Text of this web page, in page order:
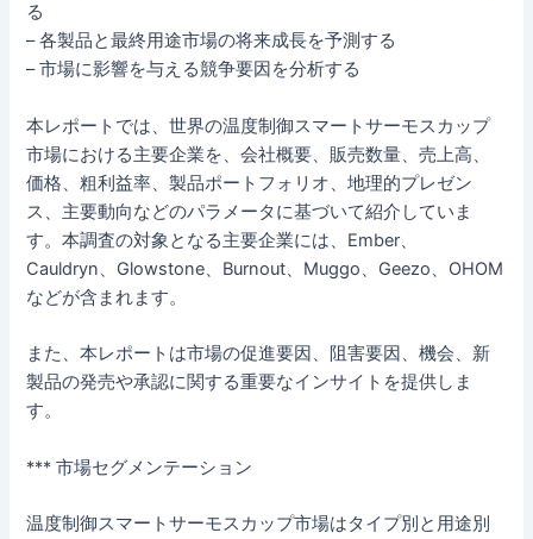
る
– 各製品と最終用途市場の将来成長を予測する
– 市場に影響を与える競争要因を分析する
本レポートでは、世界の温度制御スマートサーモスカップ
市場における主要企業を、会社概要、販売数量、売上高、
価格、粗利益率、製品ポートフォリオ、地理的プレゼン
ス、主要動向などのパラメータに基づいて紹介していま
す。本調査の対象となる主要企業には、Ember、
Cauldryn、Glowstone、Burnout、Muggo、Geezo、OHOM
などが含まれます。
また、本レポートは市場の促進要因、阻害要因、機会、新
製品の発売や承認に関する重要なインサイトを提供しま
す。
*** 市場セグメンテーション
温度制御スマートサーモスカップ市場はタイプ別と用途別